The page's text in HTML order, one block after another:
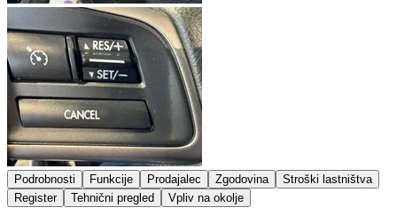
Podrobnosti Funkcije Prodajalec Zgodovina
Stroški lastništva
Register
Tehnični pregled Vpliv na okolje